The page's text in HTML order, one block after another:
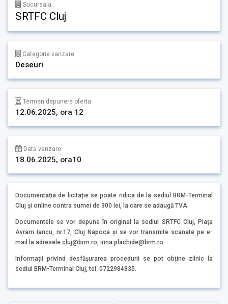
Sucursala
SRTFC Cluj
Categorie vanzare
Deseuri
Termen depunere oferta
12.06.2025, ora 12
Data vanzare
18.06.2025, ora10
Documentația de licitație se poate ridica de la sediul BRM-Terminal
Cluj și online contra sumei de 300 lei, la care se adaugă TVA.
Documentele se vor depune în original la sediul SRTFC Cluj, Piața
Avram Iancu, nr.17, Cluj Napoca și se vor transmite scanate pe e-
mail la adresele cluj@brm.ro, irina.plachide@brm.ro
Informații privind desfășurarea procedurii se pot obține zilnic la
sediul BRM-Terminal Cluj, tel. 0722984835.